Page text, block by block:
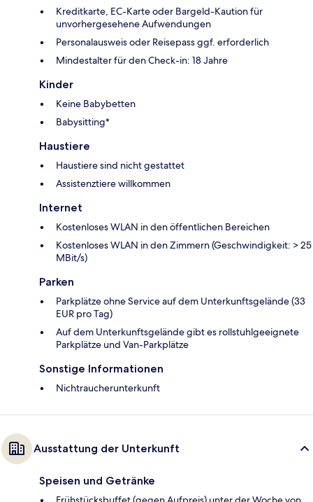
Kreditkarte, EC-Karte oder Bargeld-Kaution für
unvorhergesehene Aufwendungen
Personalausweis oder Reisepass ggf. erforderlich
Mindestalter für den Check-in: 18 Jahre
Kinder
Keine Babybetten
Babysitting*
Haustiere
Haustiere sind nicht gestattet
Assistenztiere willkommen
Internet
Kostenloses WLAN in den öffentlichen Bereichen
Kostenloses WLAN in den Zimmern (Geschwindigkeit: > 25
MBit/s)
Parken
Parkplätze ohne Service auf dem Unterkunftsgelände (33
EUR pro Tag)
Auf dem Unterkunftsgelände gibt es rollstuhlgeeignete
Parkplätze und Van-Parkplätze
Sonstige Informationen
Nichtraucherunterkunft
Ausstattung der Unterkunft
Speisen und Getränke